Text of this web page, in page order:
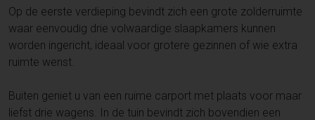
Op de eerste verdieping bevindt zich een grote zolderruimte
waar eenvoudig drie volwaardige slaapkamers kunnen
worden ingericht, ideaal voor grotere gezinnen of wie extra
ruimte wenst.
Buiten geniet u van een ruime carport met plaats voor maar
liefst drie wagens. In de tuin bevindt zich bovendien een